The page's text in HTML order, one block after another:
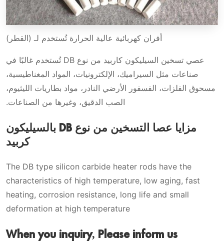
أفران كهربائية عالية الحرارة تُستخدم لـ (القطر)
عصي تسخين السيليكون كاربيد من نوع DB تُستخدم غالبًا في
صناعات مثل السيراميك، الإلكترونيات، المواد المغناطيسية،
مسحوق الفلزات، الفسفور الأرضي النادر، مواد بطاريات الليثيوم،
الصب الدقيق، وغيرها من الصناعات.
مزايا عصا التسخين من نوع DB بالسيليكون
كربيد
The DB type silicon carbide heater rods have the
characteristics of high temperature, low aging, fast
heating, corrosion resistance, long life and small
deformation at high temperature
When you inquiry, Please inform us